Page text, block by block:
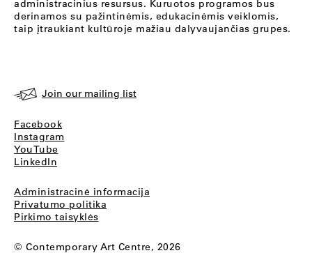
administracinius resursus. Kuruotos programos bus
derinamos su pažintinėmis, edukacinėmis veiklomis,
taip įtraukiant kultūroje mažiau dalyvaujančias grupes.
Join our mailing list
Facebook
Instagram
YouTube
LinkedIn
Administracinė informacija
Privatumo politika
Pirkimo taisyklės
© Contemporary Art Centre, 2026